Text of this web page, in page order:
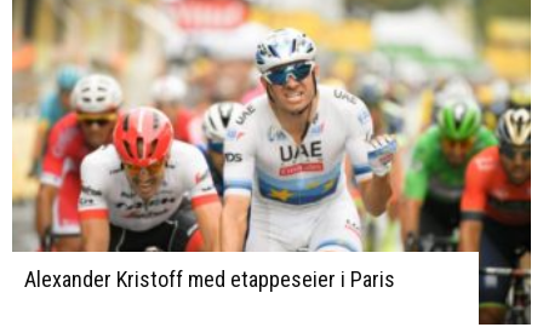
Alexander Kristoff med etappeseier i Paris